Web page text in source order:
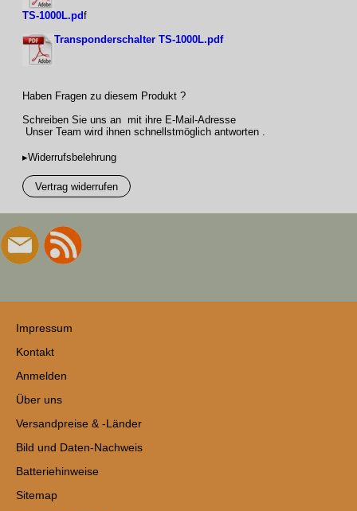
TS-1000L.pdf
Transponderschalter TS-1000L.pdf
Haben Fragen zu diesem Produkt ?
Schreiben Sie uns an mit ihre E-Mail-Adresse
Unser Team wird ihnen schnellstmöglich antworten .
▸Widerrufsbelehrung
Vertrag widerrufen
Impressum
Kontakt
Anmelden
Über uns
Versandpreise & -Länder
Bild und Daten-Nachweis
Batteriehinweise
Sitemap